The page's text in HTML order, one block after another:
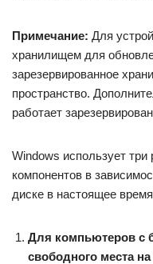
Примечание: Для
хранилищем для
зарезервированное
пространство.
работает
Windows использует
компонентов в
диске в настоящее
Для компьютеров с
свободного места